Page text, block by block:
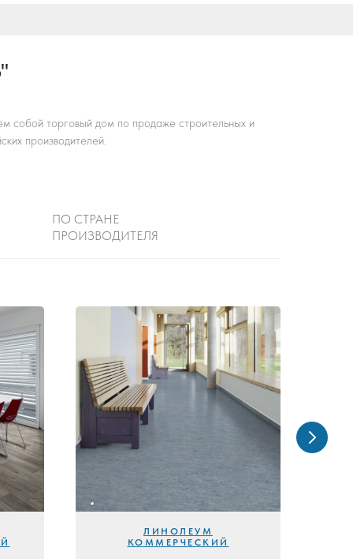
собой торговый дом по продаже строительных и
производителей.
ПО СТРАНЕ
ПРОИЗВОДИТЕЛЯ
ЛИНОЛЕУМ
КОММЕРЧЕСКИЙ